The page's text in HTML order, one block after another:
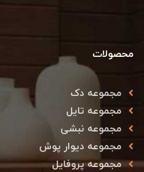
محصولات
مجموعه دک
مجموعه تایل
مجموعه نبشی
مجموعه دیوار پوش
مجموعه پروفایل